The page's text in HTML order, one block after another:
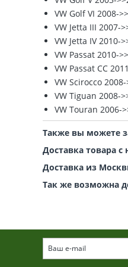
VW Golf VI 2008-
VW Jetta III 2007-
VW Jetta IV 2010-
VW Passat 2010-
VW Passat CC
VW Scirocco
VW Tiguan 2008-
VW Touran 2006-
Также вы можете
Доставка товара с
Доставка из
Так же возможна